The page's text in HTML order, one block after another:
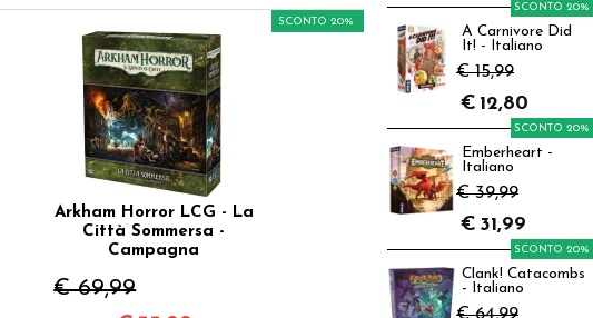
Arkham Horror LCG - La
Città Sommersa -
Campagna
€ 69,99
SCONTO 20%
A Carnivore Did
It! - Italiano
€ 15,99
SCONTO 20%
€ 12,80
Emberheart -
Italiano
€ 39,99
SCONTO 20%
€ 31,99
Clank! Catacombs
- Italiano
SCONTO 20%